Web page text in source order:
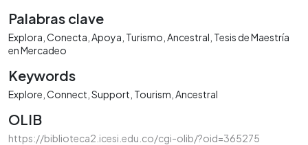
Palabras clave
Explora Conecta Apoya Turismo Ancestral Tesis de Maestría
en Mercadeo
Keywords
Explore Connect Support Tourism Ancestral
OLIB
https://biblioteca2.icesi.edu.co/cgi-olib/?oid=365275